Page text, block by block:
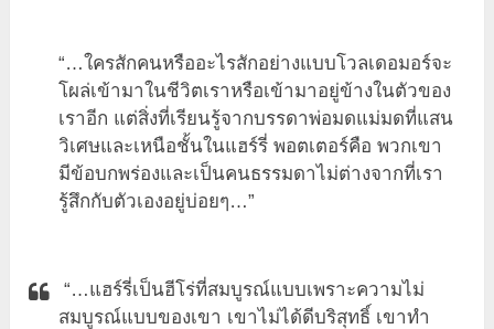
“…ใครสักคนหรืออะไรสักอย่างแบบโวลเดอมอร์จะ
โผล่เข้ามาในชีวิตเราหรือเข้ามาอยู่ข้างในตัวของ
เราอีก แต่สิ่งที่เรียนรู้จากบรรดาพ่อมดแม่มดที่แสน
วิเศษและเหนือชั้นในแฮร์รี่ พอตเตอร์คือ พวกเขา
มีข้อบกพร่องและเป็นคนธรรมดาไม่ต่างจากที่เรา
รู้สึกกับตัวเองอยู่บ่อยๆ…”
“…แฮร์รี่เป็นฮีโร่ที่สมบูรณ์แบบเพราะความไม่
สมบูรณ์แบบของเขา เขาไม่ได้ดีบริสุทธิ์ เขาทำ